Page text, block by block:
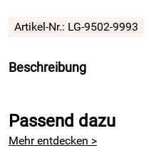
Artikel-Nr.: LG-9502-9993
Beschreibung
Dieses schöne Set von
die gängigsten Nadelstärken
Passend dazu
Mehr entdecken >